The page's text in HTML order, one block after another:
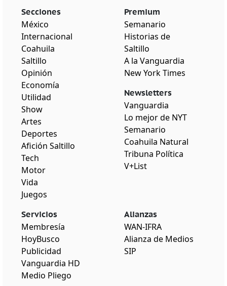
Secciones
México
Internacional
Coahuila
Saltillo
Opinión
Economía
Utilidad
Show
Artes
Deportes
Afición Saltillo
Tech
Motor
Vida
Juegos
Premium
Semanario
Historias de
Saltillo
A la Vanguardia
New York Times
Newsletters
Vanguardia
Lo mejor de NYT
Semanario
Coahuila Natural
Tribuna Política
V+List
Servicios
Membresía
HoyBusco
Publicidad
Vanguardia HD
Medio Pliego
Alianzas
WAN-IFRA
Alianza de Medios
SIP